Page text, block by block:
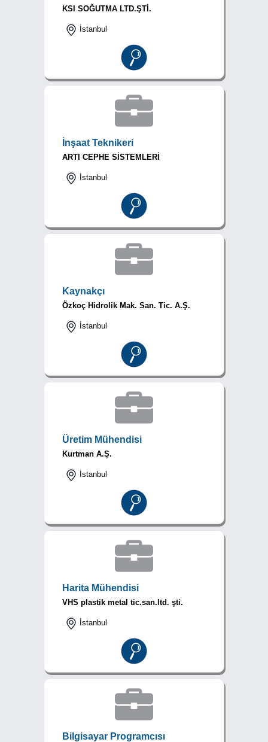
KSI SOĞUTMA LTD.ŞTİ.
İstanbul
İnşaat Teknikeri
ARTI CEPHE SİSTEMLERİ
İstanbul
Kaynakçı
Özkoç Hidrolik Mak. San. Tic. A.Ş.
İstanbul
Üretim Mühendisi
Kurtman A.Ş.
İstanbul
Harita Mühendisi
VHS plastik metal tic.san.ltd. şti.
İstanbul
Bilgisayar Programcısı